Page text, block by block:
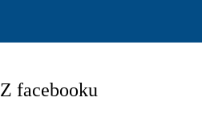
Z facebooku